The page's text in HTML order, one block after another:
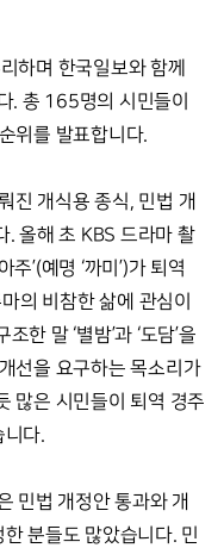
하며 한국일보와 함께
. 총 165명의 시민들이
위를 발표합니다.
진 개식용 종식, 민법 개
. 올해 초 KBS 드라마 촬
’(예명 ‘까미’)가 퇴역
의 비참한 삶에 관심이
한 말 ‘별밤’과 ‘도담’을
선을 요구하는 목소리가
많은 시민들이 퇴역 경주
니다.
민법 개정안 통과와 개
분들도 많았습니다. 민